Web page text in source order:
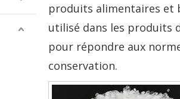
produits alimentaires et
utilisé dans les produits
pour répondre aux
conservation.